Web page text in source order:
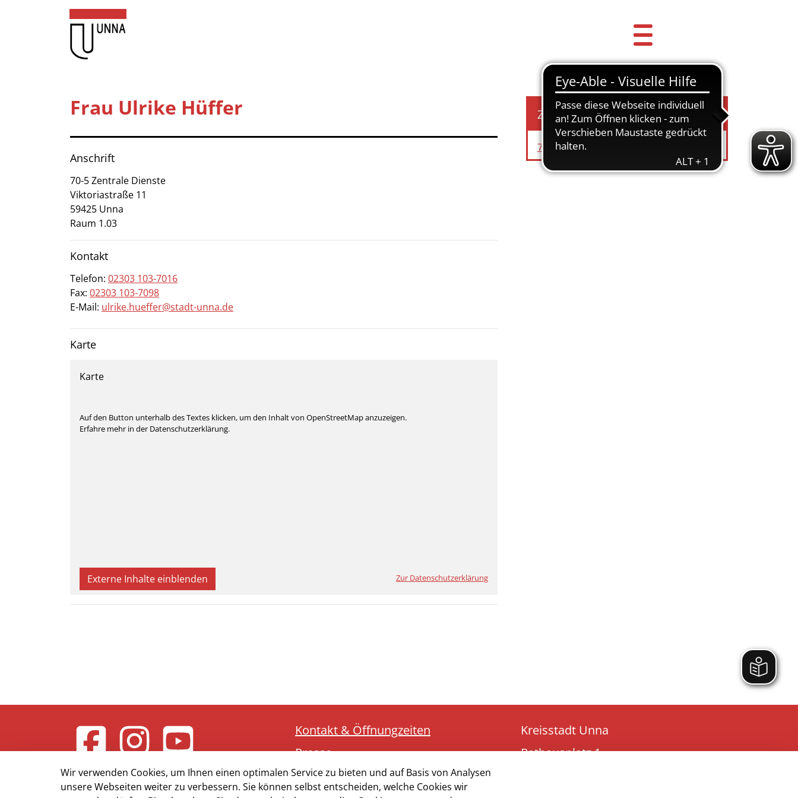
Zum Hauptinhalt springen
Zum Hauptinhalt
Dienstleistungen A-Z
Mitarbeitende A-Z
FAQ
Anmelden
Frau Ulrike Hüffer
Anschrift
70-5 Zentrale Dienste
Viktoriastraße 11
59425 Unna
Raum 1.03
Kontakt
Telefon: 02303 103-7016
Fax: 02303 103-7098
E-Mail: ulrike.hueffer@stadt-unna.de
Karte
Karte
Auf den Button unterhalb des Textes klicken, um den Inhalt von OpenStreetMap anzuzeigen.
Erfahre mehr in der Datenschutzerklärung.
Externe Inhalte einblenden Zur Datenschutzerklärung
Zuständige Einrichtung
70-5 Zentrale Dienste
Kontakt & Öffnungzeiten
Presse
Impressum
Kreisstadt Unna
Rathausplatz 1
Wir verwenden Cookies, um Ihnen einen optimalen Service zu bieten und auf Basis von Analysen
unsere Webseiten weiter zu verbessern. Sie können selbst entscheiden, welche Cookies wir